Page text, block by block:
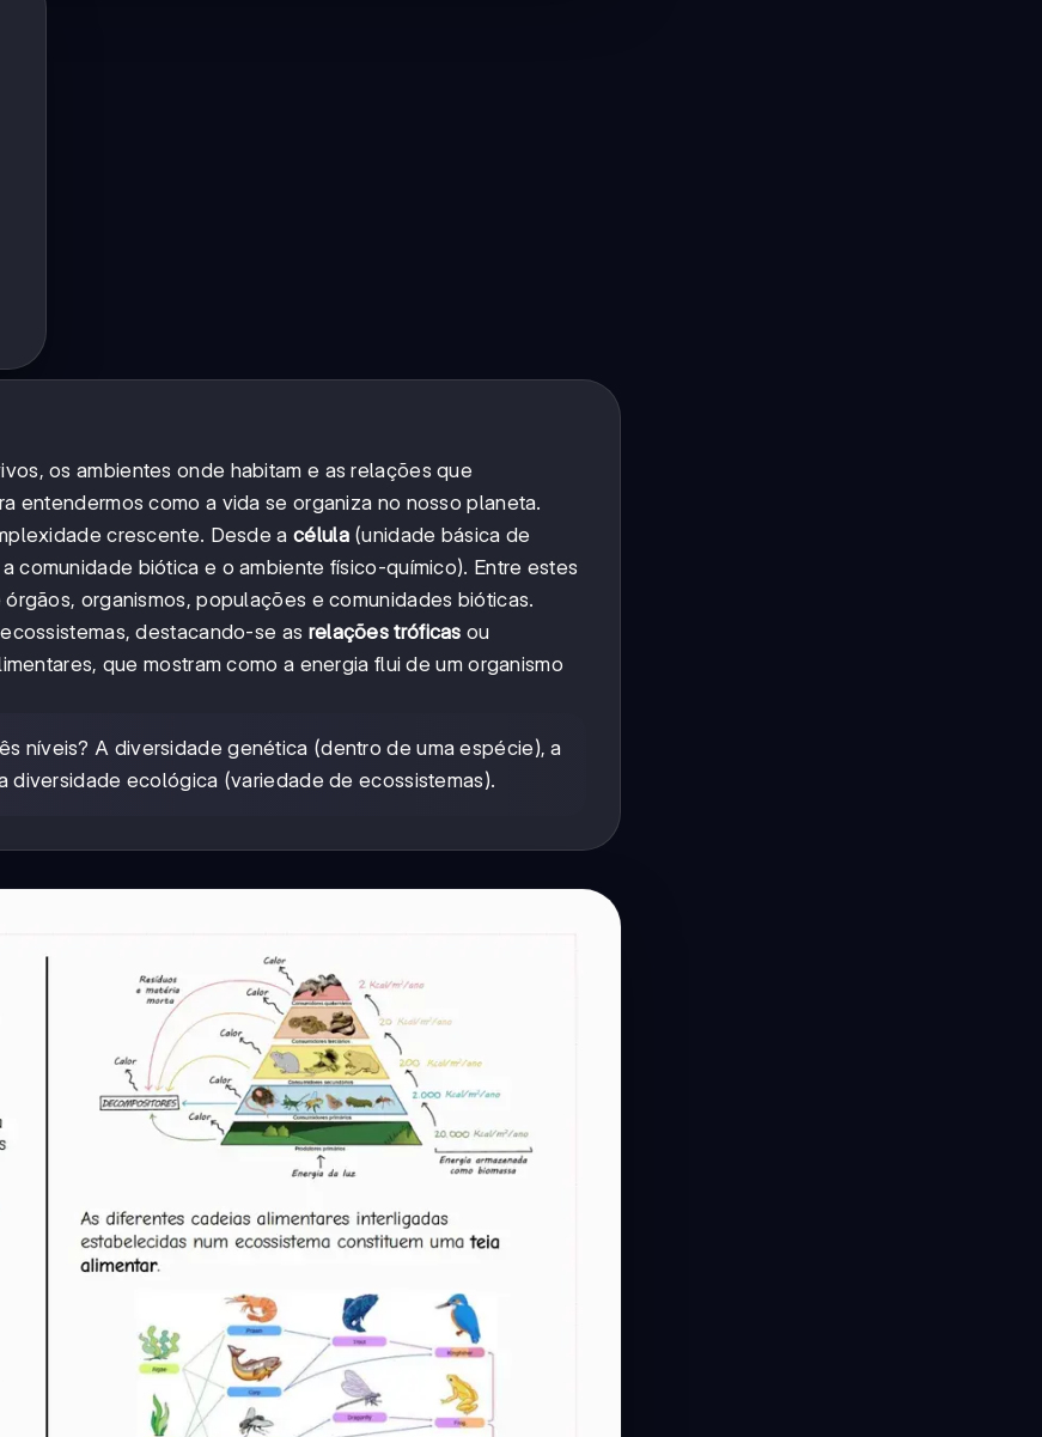
os ambientes onde habitam e as relações que
entendermos como a vida se organiza no nosso planeta.
crescente. Desde a célula(unidade básica de
comunidade biótica e o ambiente físico-químico). Entre estes
organismos, populações e comunidades bióticas.
destacando-se as relações tróficas ou
que mostram como a energia flui de um organismo
níveis? A diversidade genética (dentro de uma espécie), a
ecológica (variedade de ecossistemas).